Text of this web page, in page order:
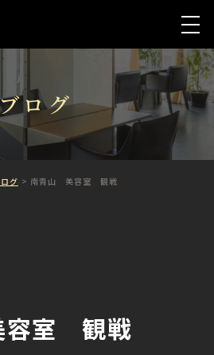
ログ
グ 南青山 美容室 観戦
室 観戦